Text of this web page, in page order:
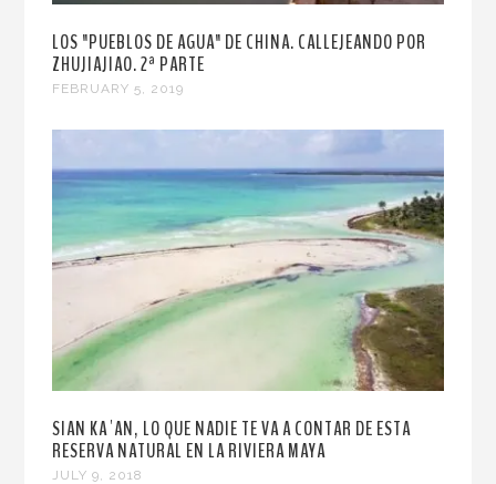
LOS "PUEBLOS DE AGUA" DE CHINA. CALLEJEANDO POR
ZHUJIAJIAO. 2ª PARTE
FEBRUARY 5, 2019
SIAN KA´AN, LO QUE NADIE TE VA A CONTAR DE ESTA
RESERVA NATURAL EN LA RIVIERA MAYA
JULY 9, 2018